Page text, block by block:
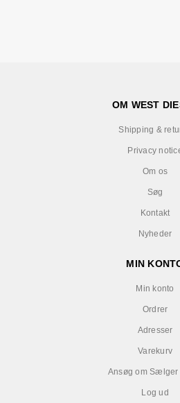
OM WEST
Shipping &
Privacy
Om os
Søg
Kontakt
Nyheder
MIN
Min konto
Ordrer
Adresser
Varekurv
Ansøg om Sælger
Log ud